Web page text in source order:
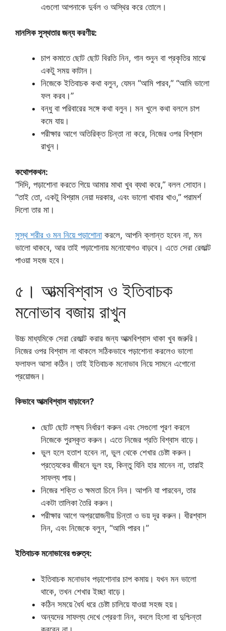
এগুলো আপনাকে দুর্বল ও অস্থির করে তোলে।
মানসিক সুস্থতার জন্য করণীয়:
চাপ কমাতে ছোট ছোট বিরতি নিন, গান শুনুন বা প্রকৃতির মাঝে
একটু সময় কাটান।
নিজেকে ইতিবাচক কথা বলুন, যেমন “আমি পারব,” “আমি ভালো
ফল করব।”
বন্ধু বা পরিবারের সঙ্গে কথা বলুন। মন খুলে কথা বললে চাপ
কমে যায়।
পরীক্ষার আগে অতিরিক্ত চিন্তা না করে, নিজের ওপর বিশ্বাস
রাখুন।
কথোপকথন:
“দিদি, পড়াশোনা করতে গিয়ে আমার মাথা খুব ব্যথা করে,” বলল সোহান।
“তাই তো, একটু বিশ্রাম নেয়া দরকার, এবং ভালো খাবার খাও,” পরামর্শ
দিলো তার মা।
সুস্থ শরীর ও মন নিয়ে পড়াশোনাকরলে, আপনি ক্লান্ত হবেন না, মন
ভালো থাকবে, আর তাই পড়াশোনায় মনোযোগও বাড়বে। এতে সেরা রেজাল্ট
পাওয়া সহজ হবে।
৫। আত্মবিশ্বাস ও ইতিবাচক
মনোভাব বজায় রাখুন
উচ্চ মাধ্যমিকে সেরা রেজাল্ট করার জন্য আত্মবিশ্বাস থাকা খুব জরুরি।
নিজের ওপর বিশ্বাস না থাকলে সঠিকভাবে পড়াশোনা করলেও ভালো
ফলাফল আসা কঠিন। তাই ইতিবাচক মনোভাব নিয়ে সামনে এগোনো
প্রয়োজন।
কিভাবে আত্মবিশ্বাস বাড়াবেন?
ছোট ছোট লক্ষ্য নির্ধারণ করুন এবং সেগুলো পূরণ করলে
নিজেকে পুরস্কৃত করুন। এতে নিজের প্রতি বিশ্বাস বাড়ে।
ভুল হলে হতাশ হবেন না, ভুল থেকে শেখার চেষ্টা করুন।
প্রত্যেকের জীবনে ভুল হয়, কিন্তু যিনি হার মানেন না, তারাই
সাফল্য পায়।
নিজের শক্তি ও ক্ষমতা চিনে নিন। আপনি যা পারবেন, তার
একটা তালিকা তৈরি করুন।
পরীক্ষার আগে অপ্রয়োজনীয় চিন্তা ও ভয় দূর করুন। ধীরশ্বাস
নিন, এবং নিজেকে বলুন, “আমি পারব।”
ইতিবাচক মনোভাবের গুরুত্ব:
ইতিবাচক মনোভাব পড়াশোনার চাপ কমায়। যখন মন ভালো
থাকে, তখন শেখার ইচ্ছা বাড়ে।
কঠিন সময়ে ধৈর্য ধরে চেষ্টা চালিয়ে যাওয়া সহজ হয়।
অন্যদের সাফল্য দেখে প্রেরণা নিন, বদলে হিংসা বা দুশ্চিন্তা